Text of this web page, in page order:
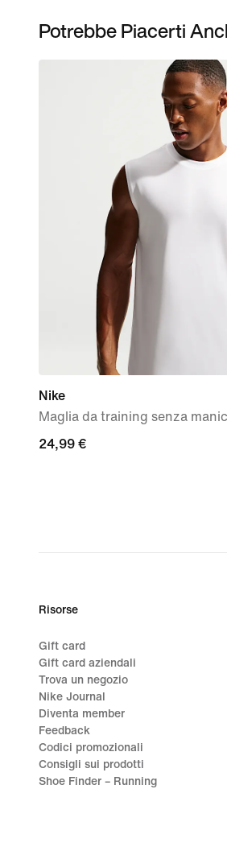
Potrebbe Piacerti
Nike
Maglia da training senza
24,99
24,99 €
Risorse
Gift card
Gift card aziendali
Trova un negozio
Nike Journal
Diventa member
Feedback
Codici promozionali
Consigli sui prodotti
Shoe Finder – Running